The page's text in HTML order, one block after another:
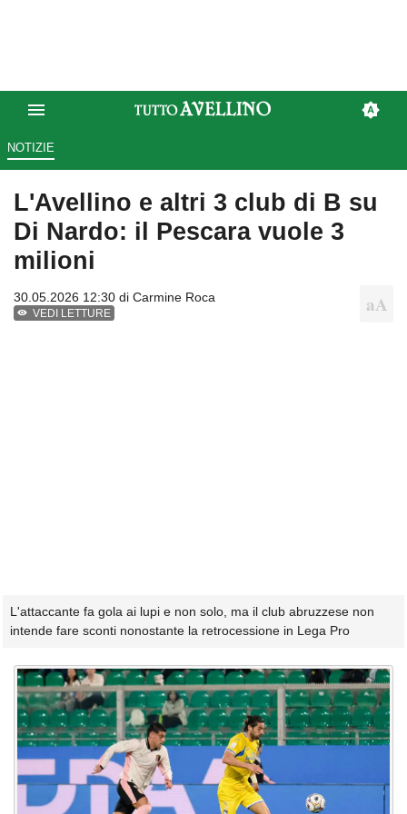
NOTIZIE
L'Avellino e altri 3 club di B su
Di Nardo: il Pescara vuole 3
milioni
30.05.2026 12:30 di Carmine Roca
VEDI LETTURE
L'attaccante fa gola ai lupi e non solo, ma il club abruzzese non
intende fare sconti nonostante la retrocessione in Lega Pro